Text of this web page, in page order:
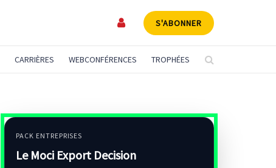
S'ABONNER
CARRIÈRES WEBCONFÉRENCES TROPHÉES
PACK ENTREPRISES
Le Moci Export Decision